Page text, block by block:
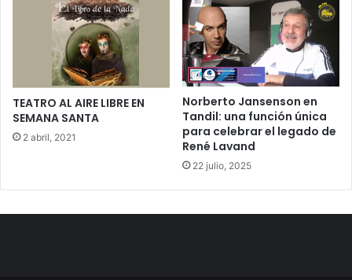
TEATRO AL AIRE LIBRE EN
SEMANA SANTA
2 abril, 2021
Norberto Jansenson en
Tandil: una función única
para celebrar el legado de
René Lavand
22 julio, 2025